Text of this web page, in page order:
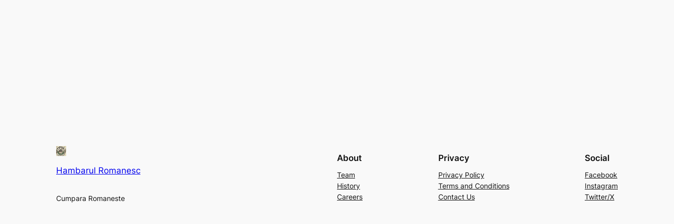
Hambarul Romanesc
Cumpara Romaneste
About
Team
History
Careers
Privacy
Privacy Policy
Terms and Conditions
Contact Us
Social
Facebook
Instagram
Twitter/X